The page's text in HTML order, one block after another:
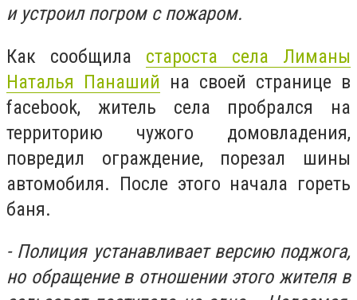
и устроил погром с пожаром.
Как сообщила староста села Лиманы
Наталья Панаший на своей странице в
facebook, житель села пробрался на
территорию чужого домовладения,
повредил ограждение, порезал шины
автомобиля. После этого начала гореть
баня.
- Полиция устанавливает версию поджога,
но обращение в отношении этого жителя в